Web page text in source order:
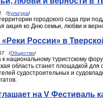
/Культура/
городского сада при
акция ко Дню семьи, любви и
России» в
/Общество/
к национальному туристскому
область станет площадкой для
судостроительных и
на V Фестиваль